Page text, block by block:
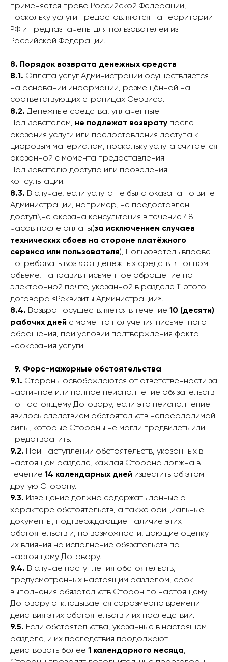
применяется право Российской Федерации,
поскольку услуги предоставляются на территории
РФ и предназначены для пользователей из
Российской Федерации.
8. Порядок возврата денежных средств
8.1. Оплата услуг Администрации осуществляется
на основании информации, размещённой на
соответствующих страницах Сервиса.
8.2. Денежные средства, уплаченные
Пользователем, не подлежат возврату после
оказания услуги или предоставления доступа к
цифровым материалам, поскольку услуга считается
оказанной с момента предоставления
Пользователю доступа или проведения
консультации.
8.3. В случае, если услуга не была оказана по вине
Администрации, например, не предоставлен
доступ\не оказана консультация в течение 48
часов после оплаты(за исключением случаев
технических сбоев на стороне платёжного
сервиса или пользователя), Пользователь вправе
потребовать возврат денежных средств в полном
объеме, направив письменное обращение по
электронной почте, указанной в разделе 11 этого
договора «Реквизиты Администрации».
8.4. Возврат осуществляется в течение 10 (десяти)
рабочих дней с момента получения письменного
обращения, при условии подтверждения факта
неоказания услуги.
9. Форс-мажорные обстоятельства
9.1. Стороны освобождаются от ответственности за
частичное или полное неисполнение обязательств
по настоящему Договору, если это неисполнение
явилось следствием обстоятельств непреодолимой
силы, которые Стороны не могли предвидеть или
предотвратить.
9.2. При наступлении обстоятельств, указанных в
настоящем разделе, каждая Сторона должна в
течение 14 календарных дней известить об этом
другую Сторону.
9.3. Извещение должно содержать данные о
характере обстоятельств, а также официальные
документы, подтверждающие наличие этих
обстоятельств и, по возможности, дающие оценку
их влияния на исполнение обязательств по
настоящему Договору.
9.4. В случае наступления обстоятельств,
предусмотренных настоящим разделом, срок
выполнения обязательств Сторон по настоящему
Договору откладывается соразмерно времени
действия этих обстоятельств и их последствий.
9.5. Если обстоятельства, указанные в настоящем
разделе, и их последствия продолжают
действовать более 1 календарного месяца,